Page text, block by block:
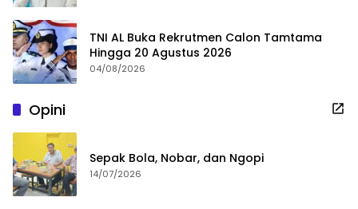
TNI AL Buka Rekrutmen Calon Tamtama
Hingga 20 Agustus 2026
04/08/2026
Opini
Sepak Bola, Nobar, dan Ngopi
14/07/2026